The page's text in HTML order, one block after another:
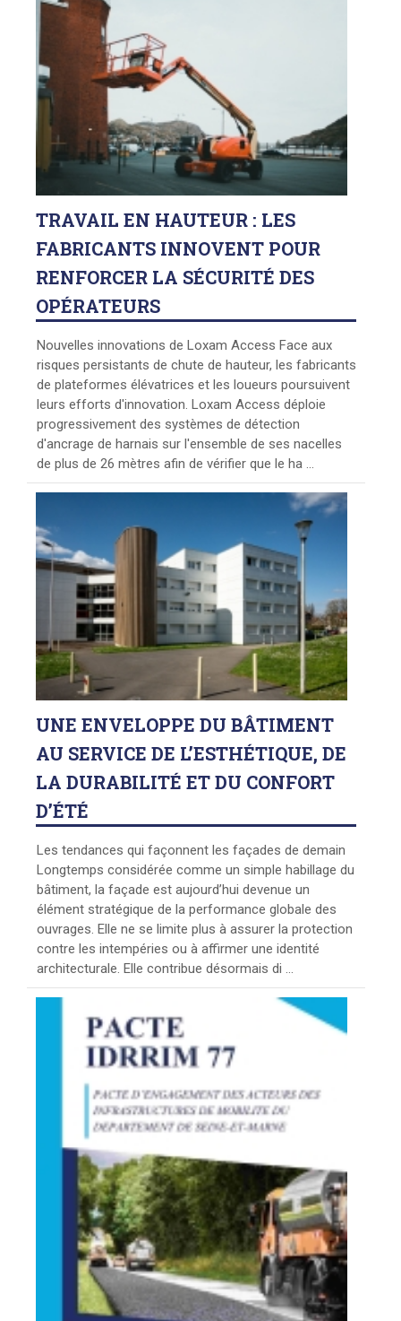
TRAVAIL EN HAUTEUR : LES
FABRICANTS INNOVENT POUR
RENFORCER LA SÉCURITÉ DES
OPÉRATEURS
Nouvelles innovations de Loxam Access Face aux
risques persistants de chute de hauteur, les fabricants
de plateformes élévatrices et les loueurs poursuivent
leurs efforts d'innovation. Loxam Access déploie
progressivement des systèmes de détection
d'ancrage de harnais sur l'ensemble de ses nacelles
de plus de 26 mètres afin de vérifier que le ha ...
UNE ENVELOPPE DU BÂTIMENT
AU SERVICE DE L’ESTHÉTIQUE, DE
LA DURABILITÉ ET DU CONFORT
D’ÉTÉ
Les tendances qui façonnent les façades de demain
Longtemps considérée comme un simple habillage du
bâtiment, la façade est aujourd’hui devenue un
élément stratégique de la performance globale des
ouvrages. Elle ne se limite plus à assurer la protection
contre les intempéries ou à affirmer une identité
architecturale. Elle contribue désormais di ...